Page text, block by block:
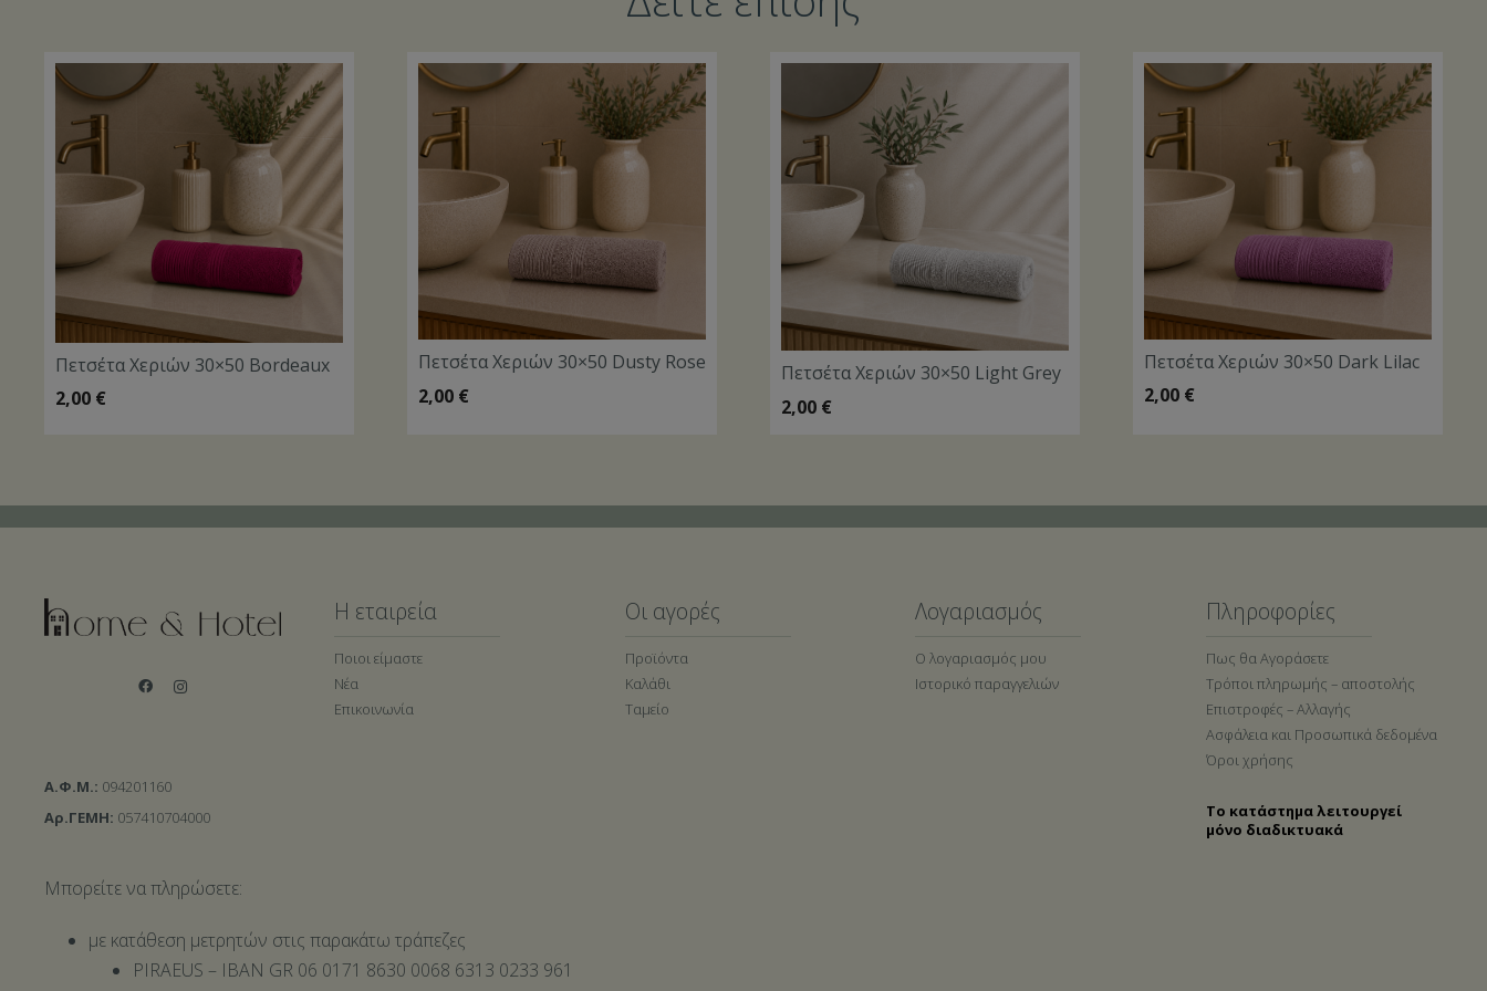
Πετσέτα Χεριών 30×50 Bordeaux
2,00 €
Πετσέτα Χεριών 30×50 Dusty Rose
2,00 €
Πετσέτα Χεριών 30×50 Light Grey
2,00 €
Πετσέτα Χεριών 30×50 Dark Lilac
2,00 €
Α.Φ.Μ.: 094201160
Αρ.ΓΕΜΗ: 057410704000
Η εταιρεία
Ποιοι είμαστε
Νέα
Επικοινωνία
Οι αγορές
Προϊόντα
Καλάθι
Ταμείο
Λογαριασμός
Ο λογαριασμός μου
Ιστορικό παραγγελιών
Πληροφορίες
Πως θα Αγοράσετε
Τρόποι πληρωμής – αποστολής
Επιστροφές – Αλλαγής
Ασφάλεια και Προσωπικά δεδομένα
Όροι χρήσης
Το κατάστημα λειτουργεί
μόνο διαδικτυακά
Μπορείτε να πληρώσετε:
με κατάθεση μετρητών στις παρακάτω τράπεζες
PIRAEUS – IBAN GR 06 0171 8630 0068 6313 0233 961